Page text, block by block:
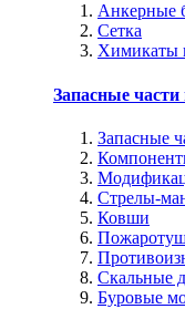
Анкерные
Сетка
Химикаты
Запасные
Запасные
Стрелы-
Ковши
Скальные
Буровые